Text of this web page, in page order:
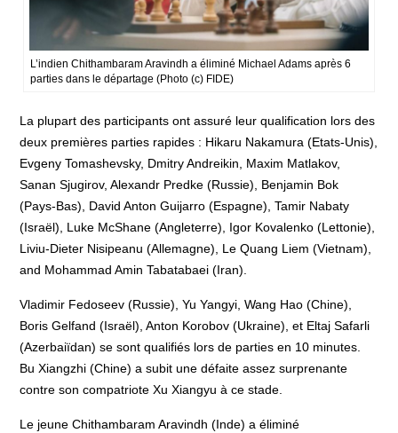
L’indien Chithambaram Aravindh a éliminé Michael Adams après 6
parties dans le départage (Photo (c) FIDE)
La plupart des participants ont assuré leur qualification lors des
deux premières parties rapides : Hikaru Nakamura (Etats-Unis),
Evgeny Tomashevsky, Dmitry Andreikin, Maxim Matlakov,
Sanan Sjugirov, Alexandr Predke (Russie), Benjamin Bok
(Pays-Bas), David Anton Guijarro (Espagne), Tamir Nabaty
(Israël), Luke McShane (Angleterre), Igor Kovalenko (Lettonie),
Liviu-Dieter Nisipeanu (Allemagne), Le Quang Liem (Vietnam),
and Mohammad Amin Tabatabaei (Iran).
Vladimir Fedoseev (Russie), Yu Yangyi, Wang Hao (Chine),
Boris Gelfand (Israël), Anton Korobov (Ukraine), et Eltaj Safarli
(Azerbaiïdan) se sont qualifiés lors de parties en 10 minutes.
Bu Xiangzhi (Chine) a subit une défaite assez surprenante
contre son compatriote Xu Xiangyu à ce stade.
Le jeune Chithambaram Aravindh (Inde) a éliminé